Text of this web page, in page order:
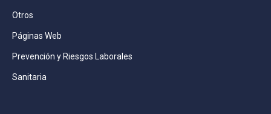
Otros
Páginas Web
Prevención y Riesgos Laborales
Sanitaria